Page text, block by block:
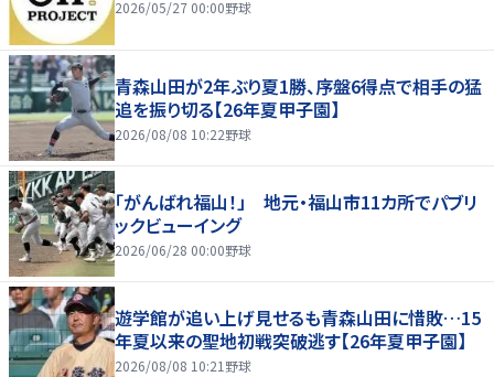
2026/05/27 00:00野球
青森山田が2年ぶり夏1勝、序盤6得点で相手の猛
追を振り切る【26年夏甲子園】
2026/08/08 10:22野球
「がんばれ福山！」 地元・福山市11カ所でパブリ
ックビューイング
2026/06/28 00:00野球
遊学館が追い上げ見せるも青森山田に惜敗…15
年夏以来の聖地初戦突破逃す【26年夏甲子園】
2026/08/08 10:21 野球